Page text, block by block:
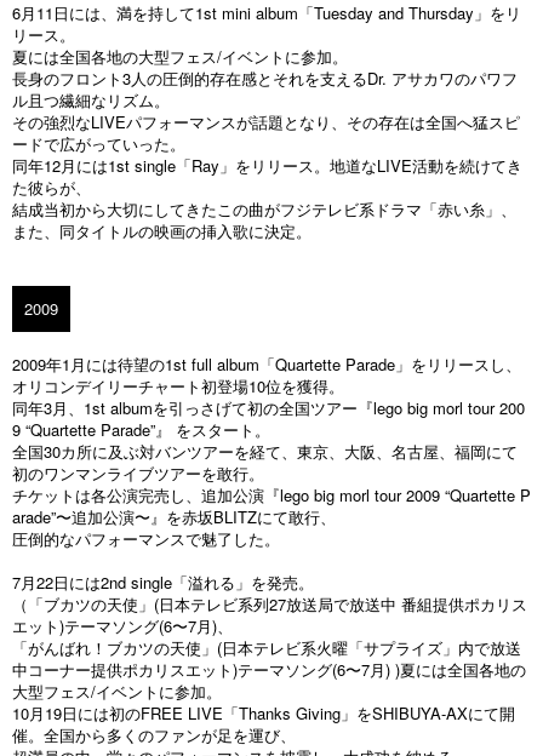
6月11日には、満を持して1st mini album「Tuesday and Thursday」をリ
リース。
夏には全国各地の大型フェス/イベントに参加。
長身のフロント3人の圧倒的存在感とそれを支えるDr. アサカワのパワフ
ル且つ繊細なリズム。
その強烈なLIVEパフォーマンスが話題となり、その存在は全国へ猛スピ
ードで広がっていった。
同年12月には1st single「Ray」をリリース。地道なLIVE活動を続けてき
た彼らが、
結成当初から大切にしてきたこの曲がフジテレビ系ドラマ「赤い糸」、
また、同タイトルの映画の挿入歌に決定。
2009
2009年1月には待望の1st full album「Quartette Parade」をリリースし、
オリコンデイリーチャート初登場10位を獲得。
同年3月、1st albumを引っさげて初の全国ツアー『lego big morl tour 200
9 “Quartette Parade”』 をスタート。
全国30カ所に及ぶ対バンツアーを経て、東京、大阪、名古屋、福岡にて
初のワンマンライブツアーを敢行。
チケットは各公演完売し、追加公演『lego big morl tour 2009 “Quartette P
arade”〜追加公演〜』を赤坂BLITZにて敢行、
圧倒的なパフォーマンスで魅了した。
7月22日には2nd single「溢れる」を発売。
（「ブカツの天使」(日本テレビ系列27放送局で放送中 番組提供ポカリス
エット)テーマソング(6〜7月)、
「がんばれ！ブカツの天使」(日本テレビ系火曜「サプライズ」内で放送
中コーナー提供ポカリスエット)テーマソング(6〜7月) )夏には全国各地の
大型フェス/イベントに参加。
10月19日には初のFREE LIVE「Thanks Giving」をSHIBUYA-AXにて開
催。全国から多くのファンが足を運び、